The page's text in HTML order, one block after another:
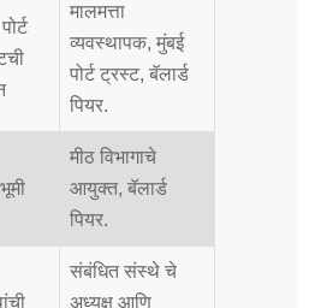
मालमत्ता
व्यवस्थापक, मुंबई
पोर्ट ट्रस्ट, बॅलार्ड
पियर.
मीठ विभागाचे
आयुक्त, बॅलार्ड
पियर.
संबंधित संस्थे चे
अध्यक्ष आणि